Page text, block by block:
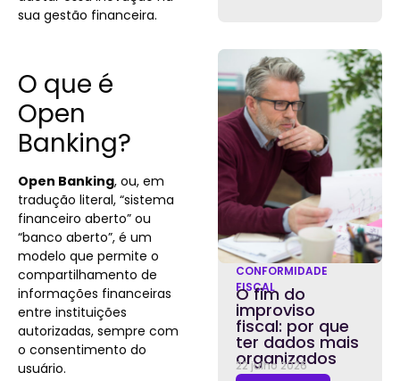
sua gestão financeira.
O que é
Open
Banking?
Open Banking, ou, em
tradução literal, “sistema
financeiro aberto” ou
“banco aberto”, é um
modelo que permite o
compartilhamento de
informações financeiras
entre instituições
autorizadas, sempre com
o consentimento do
usuário.
CONFORMIDADE
FISCAL
O fim do
improviso
fiscal: por que
ter dados mais
organizados
22 julho 2026